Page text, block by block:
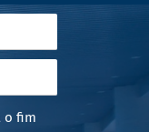
o fim